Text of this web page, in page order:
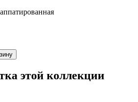
этой коллекции